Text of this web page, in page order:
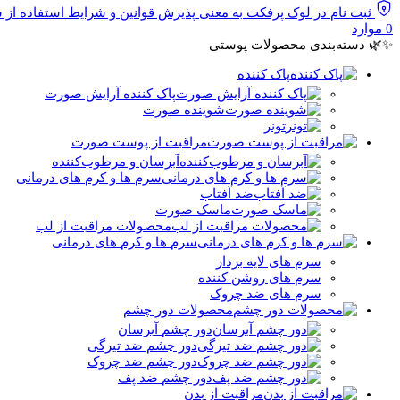
ثبت نام در لوک پرفکت به معنی پذیرش قوانین و شرایط استفاده
0 موارد
✨🌿 دسته‌بندی محصولات پوستی
پاک کننده
پاک کننده آرایش صورت
شوینده صورت
تونر
مراقبت از پوست صورت
آبرسان و مرطوب‌کننده
سرم ها و کرم های درمانی
ضد آفتاب
ماسک صورت
محصولات مراقبت از لب
سرم ها و کرم های درمانی
سرم های لایه بردار
سرم های روشن کننده
سرم های ضد چروک
محصولات دور چشم
دور چشم آبرسان
دور چشم ضد تیرگی
دور چشم ضد چروک
دور چشم ضد پف
مراقبت از بدن